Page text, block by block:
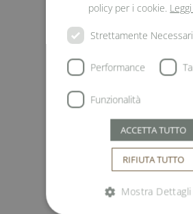
policy per i cookie.
Strettamente Necessari
Performance
Funzionalità
ACCETTA TUTTO
RIFIUTA TUTTO
Mostra Dettagli